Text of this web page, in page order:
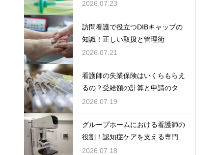
2026.07.23
訪問看護で役立つDIBキャップの
知識！正しい取扱と管理術
2026.07.21
看護師の失業保険はいくらもらえ
るの？受給額の計算と申請のタイ
ミング
2026.07.19
グループホームにおける看護師の
役割！認知症ケアを支える専門的
な力
2026.07.18